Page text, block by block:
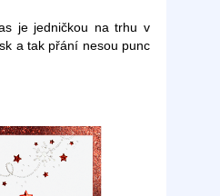
je jedničkou na trhu v
a tak přání nesou punc